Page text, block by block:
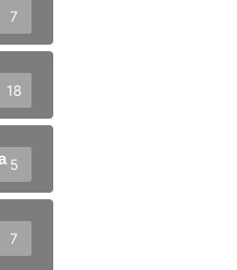
7
18
5
7